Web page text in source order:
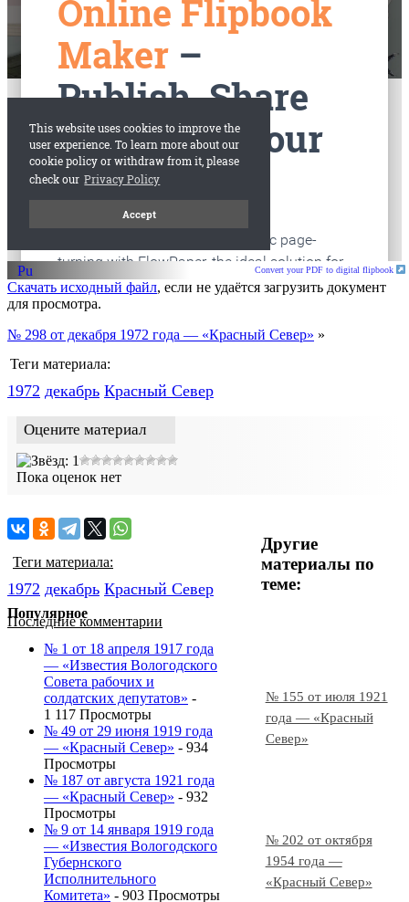
старые газеты
Convert your PDF to digital flipbook
Скачать исходный файл, если не удаётся загрузить документ
для просмотра.
№ 298 от декабря 1972 года — «Красный Север» »
Теги материала:
1972 декабрь Красный Cевер
Оцените материал
Пока оценок нет
Другие
материалы по
теме:
№ 155 от июля 1921
года — «Красный
Север»
№ 202 от октября
1954 года —
«Красный Север»
Теги материала:
1972 декабрь Красный Cевер
Последние комментарии
Популярное
№ 1 от 18 апреля 1917 года
— «Известия Вологодского
Совета рабочих и
солдатских депутатов» -
1 117 Просмотры
№ 49 от 29 июня 1919 года
— «Красный Север» - 934
Просмотры
№ 187 от августа 1921 года
— «Красный Север» - 932
Просмотры
№ 9 от 14 января 1919 года
— «Известия Вологодского
Губернского
Исполнительного
Комитета» - 903 Просмотры